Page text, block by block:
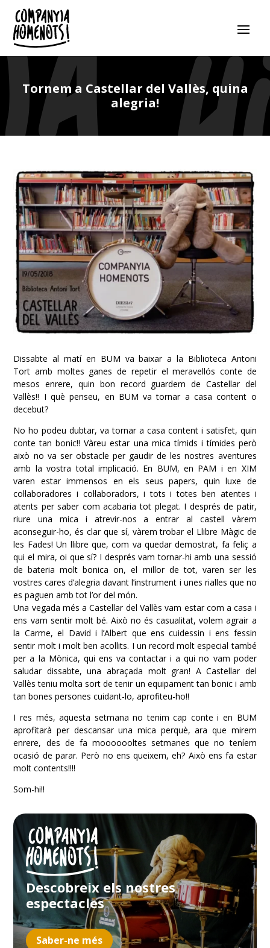
Tornem a Castellar del Vallès, quina
alegria!
Dissabte al matí en BUM va baixar a la Biblioteca Antoni
Tort amb moltes ganes de repetir el meravellós conte de
mesos enrere, quin bon record guardem de Castellar del
Vallès!! I què penseu, en BUM va tornar a casa content o
decebut?
No ho podeu dubtar, va tornar a casa content i satisfet, quin
conte tan bonic!! Vàreu estar una mica tímids i tímides però
això no va ser obstacle per gaudir de les nostres aventures
amb la vostra total implicació. En BUM, en PAM i en XIM
varen estar immensos en els seus papers, quin luxe de
col·laboradores i col·laboradors, i tots i totes ben atentes i
atents per saber com acabaria tot plegat. I després de patir,
riure una mica i atrevir-nos a entrar al castell vàrem
aconseguir-ho, és clar que sí, vàrem trobar el Llibre Màgic de
les Fades! Un llibre que, com va quedar demostrat, fa feliç a
qui el mira, oi que sí? I després vam tornar-hi amb una sessió
de bateria molt bonica on, el millor de tot, varen ser les
vostres cares d’alegria davant l’instrument i unes rialles que no
es paguen amb tot l’or del món.
Una vegada més a Castellar del Vallès vam estar com a casa i
ens vam sentir molt bé. Això no és casualitat, volem agrair a
la Carme, el David i l’Albert que ens cuidessin i ens fessin
sentir molt i molt ben acollits. I un record molt especial també
per a la Mònica, qui ens va contactar i a qui no vam poder
saludar dissabte, una abraçada molt gran! A Castellar del
Vallès teniu molta sort de tenir un equipament tan bonic i amb
tan bones persones cuidant-lo, aprofiteu-ho!!
I res més, aquesta setmana no tenim cap conte i en BUM
aprofitarà per descansar una mica perquè, ara que mirem
enrere, des de fa mooooooltes setmanes que no teníem
ocasió de parar. Però no ens queixem, eh? Això ens fa estar
molt contents!!!!
Som-hi!!
Descobreix els nostres
espectacles
Saber-ne més